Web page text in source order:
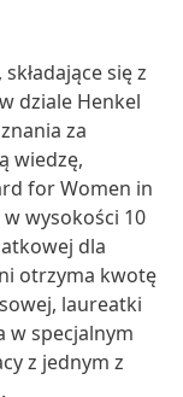
się z
dziale Henkel
za
wiedzę,
for Women in
wysokości 10
dla
otrzyma kwotę
laureatki
w specjalnym
z jednym z